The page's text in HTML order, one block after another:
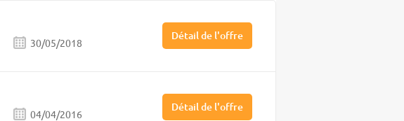
30/05/2018
Détail de l'offre
04/04/2016
Détail de l'offre